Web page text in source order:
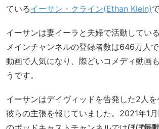
ているイーサン・クライン(Ethan Klein)
イーサンは妻イーラと夫婦で活動してい
メインチャンネルの登録者数は646万人
動画で人気になり、際どいコメディ動画
うです。
イーサンはデイヴィッドを告発した2人を
彼らの主張を報じていました。2021年1